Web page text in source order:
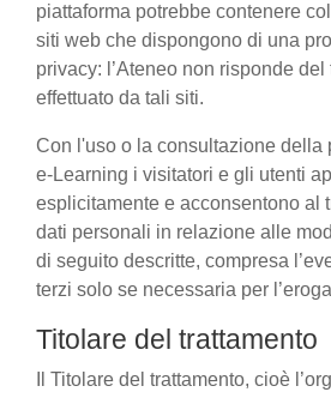
piattaforma potrebbe contenere
siti web che dispongono di una
privacy: l’Ateneo non risponde
effettuato da tali siti.
Con l'uso o la consultazione della
e-Learning i visitatori e gli utenti
esplicitamente e acconsentono al
dati personali in relazione alle
di seguito descritte, compresa
terzi solo se necessaria per
Titolare del trattamento
Il Titolare del trattamento, cioè